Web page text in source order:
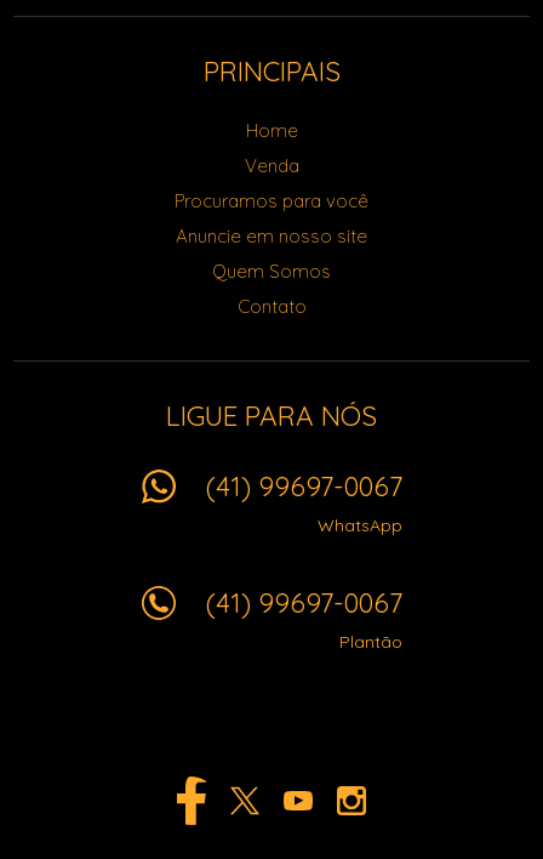
PRINCIPAIS
Home
Venda
Procuramos para você
Anuncie em nosso site
Quem Somos
Contato
LIGUE PARA NÓS
(41) 99697-0067
WhatsApp
(41) 99697-0067
Plantão